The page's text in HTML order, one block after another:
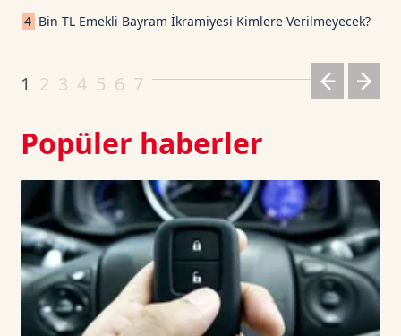
4 Bin TL Emekli Bayram İkramiyesi Kimlere Verilmeyecek?
1 2 3 4 5 6 7
Popüler haberler